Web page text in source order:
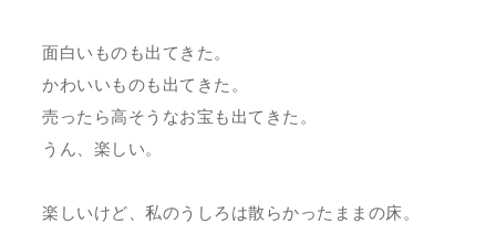
面白いものも出てきた。
かわいいものも出てきた。
売ったら高そうなお宝も出てきた。
うん、楽しい。
楽しいけど、私のうしろは散らかったままの床。